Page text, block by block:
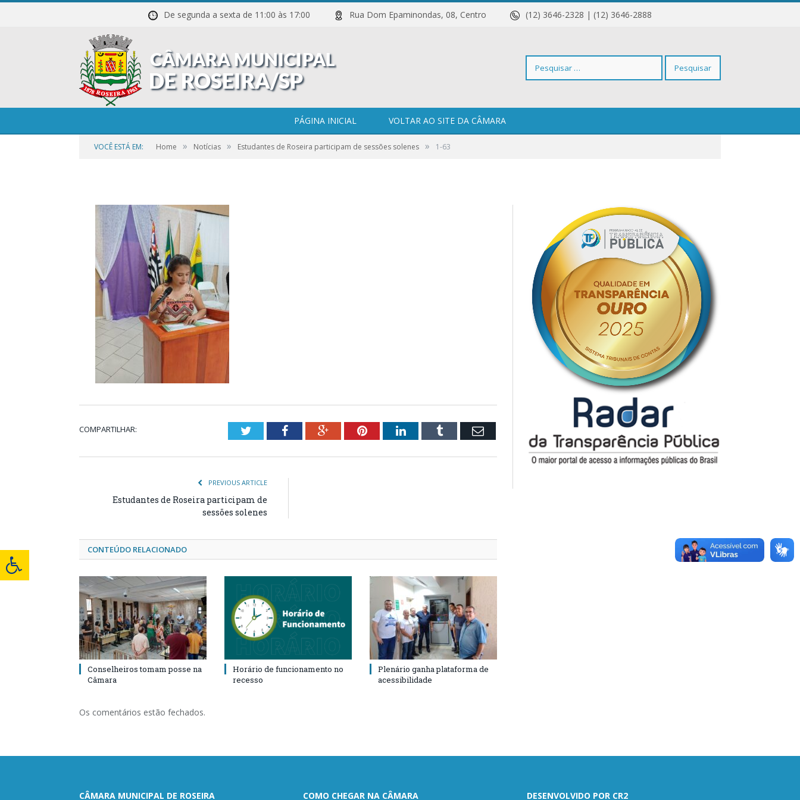
De segunda a sexta de 11:00 às 17:00 Rua Dom Epaminondas, 08, Centro (12) 3646-2328 | (12) 3646-2888
Pesquisar
PÁGINA INICIAL VOLTAR AO SITE DA CÂMARA
VOCÊ ESTÁ EM: Home » Notícias » Estudantes de Roseira participam de sessões solenes » 1-63
COMPARTILHAR: TwitterFacebookGoogle+PinterestLinkedInTumblr Email
PREVIOUS ARTICLE
Estudantes de Roseira participam de
sessões solenes
CONTEÚDO RELACIONADO
Conselheiros tomam posse na
Câmara
Horário de funcionamento no
recesso
Plenário ganha plataforma de
acessibilidade
Os comentários estão fechados.
CÂMARA MUNICIPAL DE ROSEIRA COMO CHEGAR NA CÂMARA DESENVOLVIDO POR CR2